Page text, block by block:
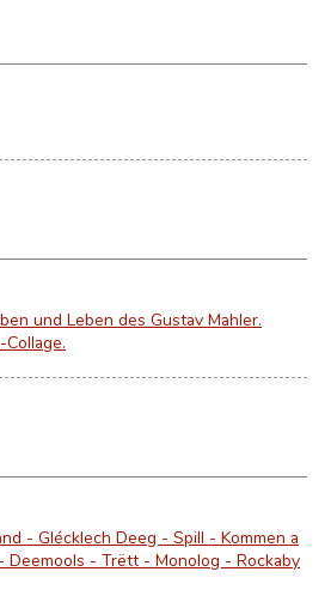
und Leben des Gustav Mahler.
- Glécklech Deeg - Spill - Kommen a
- Trëtt - Monolog - Rockaby